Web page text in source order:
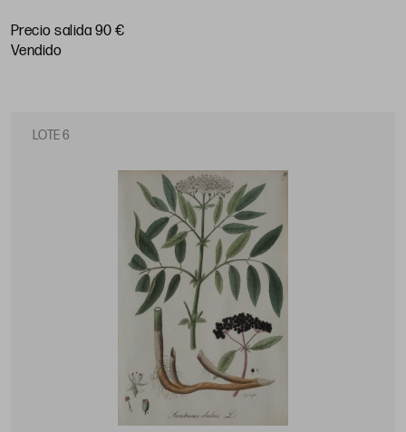
Precio salida 90 €
vendido
LOTE 6